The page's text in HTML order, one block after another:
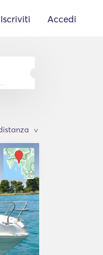
Iscriviti Accedi
>